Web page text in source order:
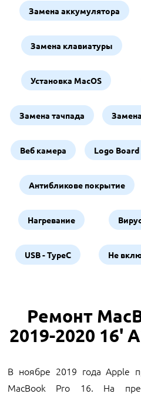
Замена аккумулятора
Замена клавиатуры
Установка MacOS
Замена тачпада
Веб камера Logo Board
Антибликове покрытие
Нагревание
USB - TypeC Не
Ремонт
2019-2020 16'
В ноябре 2019 года Apple
MacBook Pro 16. На